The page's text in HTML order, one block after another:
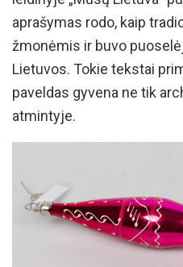
aprašymas rodo, kaip
žmonėmis ir buvo
Lietuvos. Tokie tekstai
paveldas gyvena ne tik
atmintyje.